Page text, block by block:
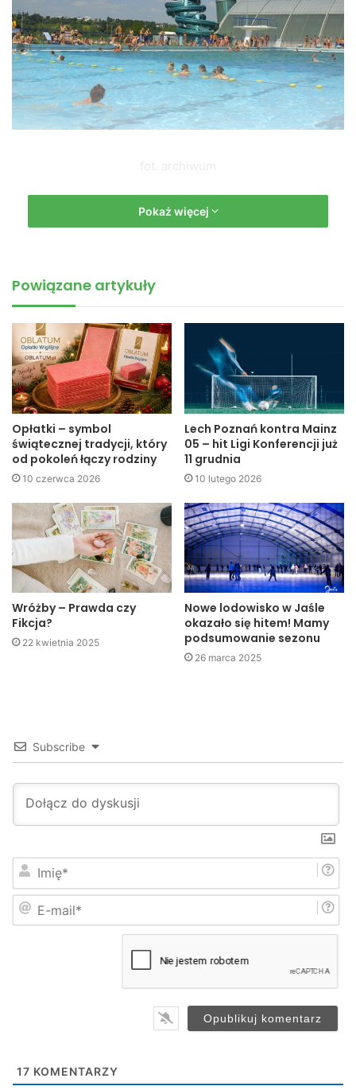
l
fot. archiwum
Z basenu będzie można korzystać codziennie w godzinach
od 10:00 do 20:00. Bilety w cenie: dorośli – 8 zł, dzieci i
Ofertę odkrytego basenu wzbogacają boiska do gry w
plażową piłkę siatkową oraz piłkę nożną.
fot. archiwum
W. Żebracki
Jaslonet.pl
Pokaż więcej
Powiązane artykuły
Opłatki – symbol
świątecznej tradycji, który
od pokoleń łączy rodziny
10 czerwca 2026
Lech Poznań kontra Mainz
05 – hit Ligi Konferencji już
11 grudnia
10 lutego 2026
Wróżby – Prawda czy
Fikcja?
22 kwietnia 2025
Nowe lodowisko w Jaśle
okazało się hitem! Mamy
podsumowanie sezonu
26 marca 2025
Subscribe
i
m
17 KOMENTARZY